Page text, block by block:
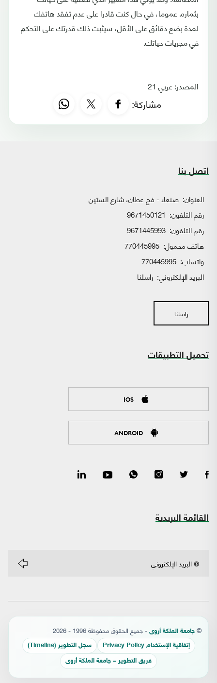
بثماره. عموما، في حال كنت قادرا على عدم تفقد هاتفك
لمدة بضع دقائق على الأقل، سيثبت ذلك قدرتك على التحكم
في مجريات حياتك.
المصدر: عربي 21
مشاركة:
اتصل بنا
العنوان: صنعاء - فج عطان، شارع الستين
رقم التلفون: 9671450121
رقم التلفون: 9671445993
هاتف محمول: 770445995
واتساب:
البريد الإلكتروني: راسلنا
راسلنا
تحميل التطبيقات
IOS
ANDROID
القائمة البريدية
© جامعة الملكة أروى - جميع الحقوق محفوظة 1996 - 2026
إتفاقية الإستخدام Privacy Policy سجل التطوير (Timeline)
فريق التطوير – جامعة الملكة أروى